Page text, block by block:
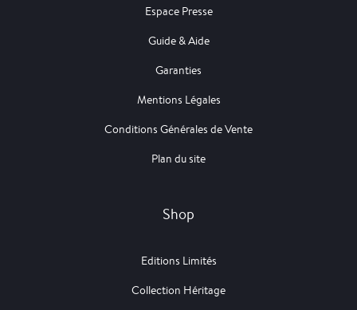
Espace Presse
Guide & Aide
Garanties
Mentions Légales
Conditions Générales de Vente
Plan du site
Shop
Editions Limités
Collection Héritage